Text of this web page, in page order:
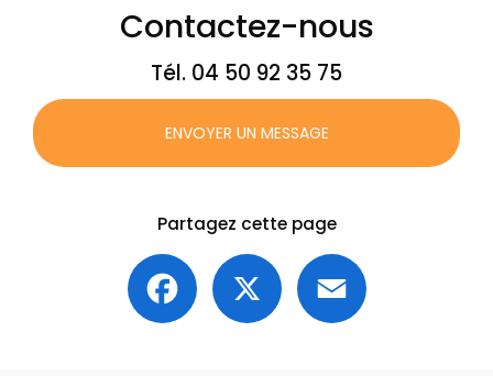
Contactez-nous
Tél. 04 50 92 35 75
ENVOYER UN MESSAGE
Partagez cette page
Facebook